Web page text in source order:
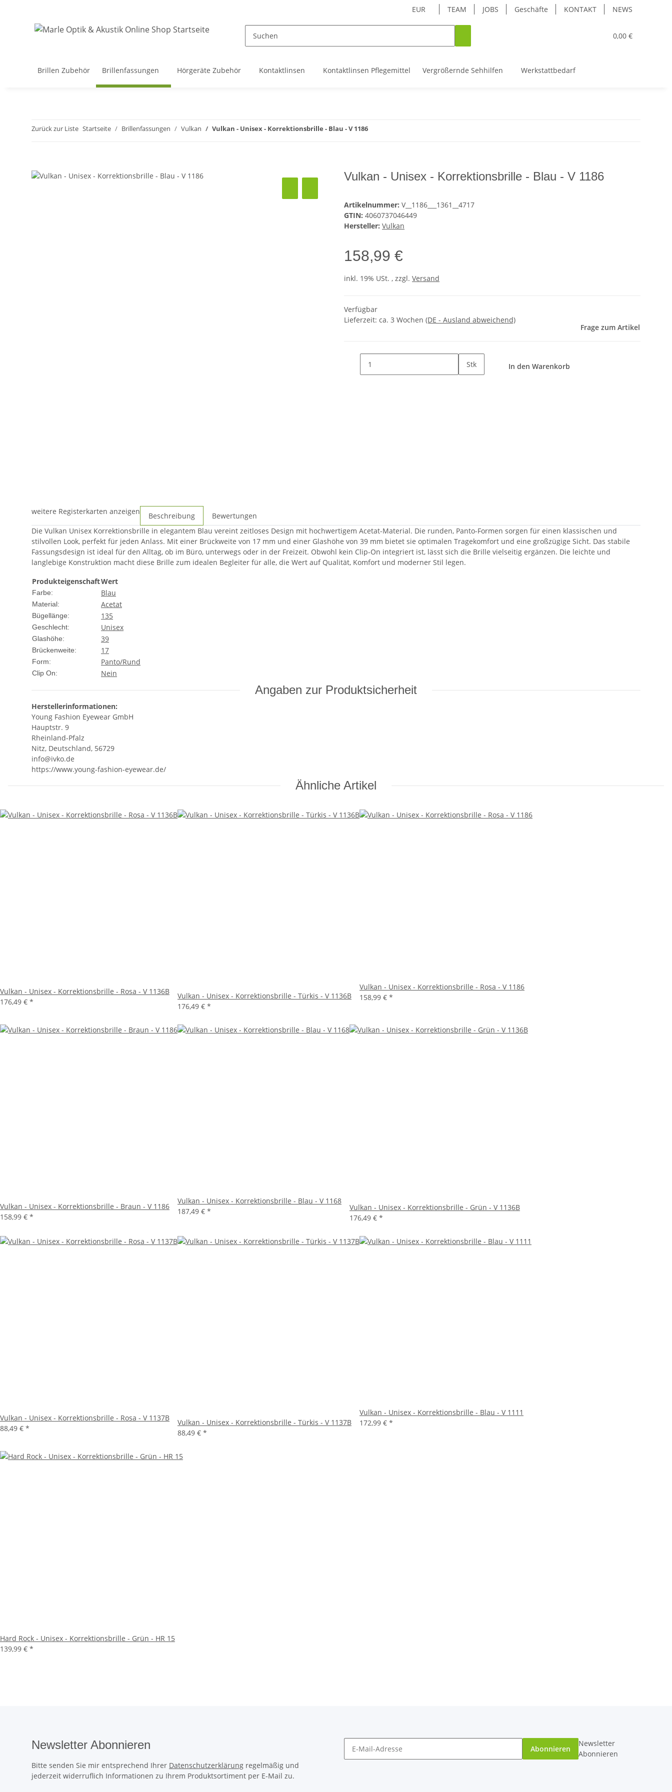
EUR TEAM JOBS Geschäfte KONTAKT NEWS
0,00 €
Brillen Zubehör Brillenfassungen Hörgeräte Zubehör Kontaktlinsen Kontaktlinsen Pflegemittel Vergrößernde Sehhilfen Werkstattbedarf
Zurück zur Liste Startseite Brillenfassungen Vulkan Vulkan - Unisex - Korrektionsbrille - Blau - V 1186
Vulkan - Unisex - Korrektionsbrille - Blau - V 1186
Artikelnummer: V__1186___1361__4717
GTIN: 4060737046449
Hersteller: Vulkan
158,99 €
inkl. 19% USt. , zzgl. Versand
Verfügbar
Lieferzeit: ca. 3 Wochen (DE - Ausland abweichend)
Frage zum Artikel
Stk In den Warenkorb
weitere Registerkarten anzeigen Beschreibung
Bewertungen
Die Vulkan Unisex Korrektionsbrille in elegantem Blau vereint zeitloses Design mit hochwertigem Acetat-Material. Die runden, Panto-Formen sorgen für einen klassischen und
stilvollen Look, perfekt für jeden Anlass. Mit einer Brückweite von 17 mm und einer Glashöhe von 39 mm bietet sie optimalen Tragekomfort und eine großzügige Sicht. Das stabile
Fassungsdesign ist ideal für den Alltag, ob im Büro, unterwegs oder in der Freizeit. Obwohl kein Clip-On integriert ist, lässt sich die Brille vielseitig ergänzen. Die leichte und
langlebige Konstruktion macht diese Brille zum idealen Begleiter für alle, die Wert auf Qualität, Komfort und moderner Stil legen.
ProdukteigenschaftWert
Farbe: Blau
Material: Acetat
Bügellänge: 135
Geschlecht: Unisex
Glashöhe: 39
Brückenweite: 17
Form: Panto/Rund
Clip On: Nein
Angaben zur Produktsicherheit
Herstellerinformationen:
Young Fashion Eyewear GmbH
Hauptstr. 9
Rheinland-Pfalz
Nitz, Deutschland, 56729
info@ivko.de
https://www.young-fashion-eyewear.de/
Ähnliche Artikel
Vulkan - Unisex - Korrektionsbrille - Rosa - V 1136B
176,49 € *
Vulkan - Unisex - Korrektionsbrille - Türkis - V 1136B
176,49 € *
Vulkan - Unisex - Korrektionsbrille - Rosa - V 1186
158,99 € *
Vulkan - Unisex - Korrektionsbrille - Braun - V 1186
158,99 € *
Vulkan - Unisex - Korrektionsbrille - Blau - V 1168
187,49 € *
Vulkan - Unisex - Korrektionsbrille - Grün - V 1136B
176,49 € *
Vulkan - Unisex - Korrektionsbrille - Rosa - V 1137B
88,49 € *
Vulkan - Unisex - Korrektionsbrille - Türkis - V 1137B
88,49 € *
Vulkan - Unisex - Korrektionsbrille - Blau - V 1111
172,99 € *
Hard Rock - Unisex - Korrektionsbrille - Grün - HR 15
139,99 € *
Newsletter Abonnieren
Bitte senden Sie mir entsprechend Ihrer Datenschutzerklärung regelmäßig und
jederzeit widerruflich Informationen zu Ihrem Produktsortiment per E-Mail zu.
Abonnieren
Newsletter
Abonnieren